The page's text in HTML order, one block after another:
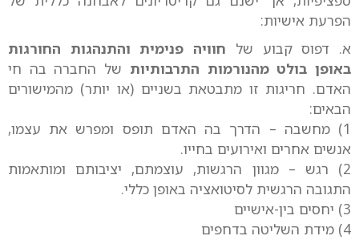
הפרעת אישיות:
א. דפוס קבוע של חוויה פנימית והתנהגות החורגות
באופן בולט מהנורמות התרבותיות של החברה בה חי
האדם. חריגות זו מתבטאת בשניים (או יותר) מהמישורים
הבאים:
1) מחשבה – הדרך בה האדם תופס ומפרש את עצמו,
אנשים אחרים ואירועים בחייו.
2) רגש – מגוון הרגשות, עוצמתם, יציבותם ומותאמות
התגובה הרגשית לסיטואציה באופן כללי.
3) יחסים בין-אישיים
4) מידת השליטה בדחפים